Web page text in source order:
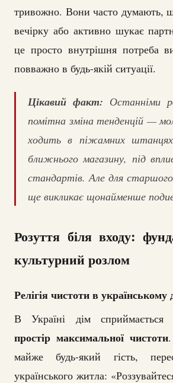
тривожно. Вони часто думають,
вечірку або активно шукає
це просто внутрішня потреба
повважно в будь-якій ситуації.
Цікавий факт: Останніми
помітна зміна тенденцій —
ходить в піжамних
ближнього магазину, під
стандартів. Але для старшого
ще викликає щонайменше
Розуття біля входу:
культурний розлом
Релігія чистоти в українському
В Україні дім
простір максимальної чистоти
майже будь-який гість,
українського житла: